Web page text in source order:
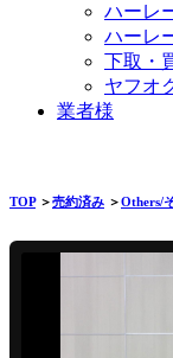
ハーレ
ハーレ
下取・
ヤフオ
業者様
TOP＞売約済み ＞Others/